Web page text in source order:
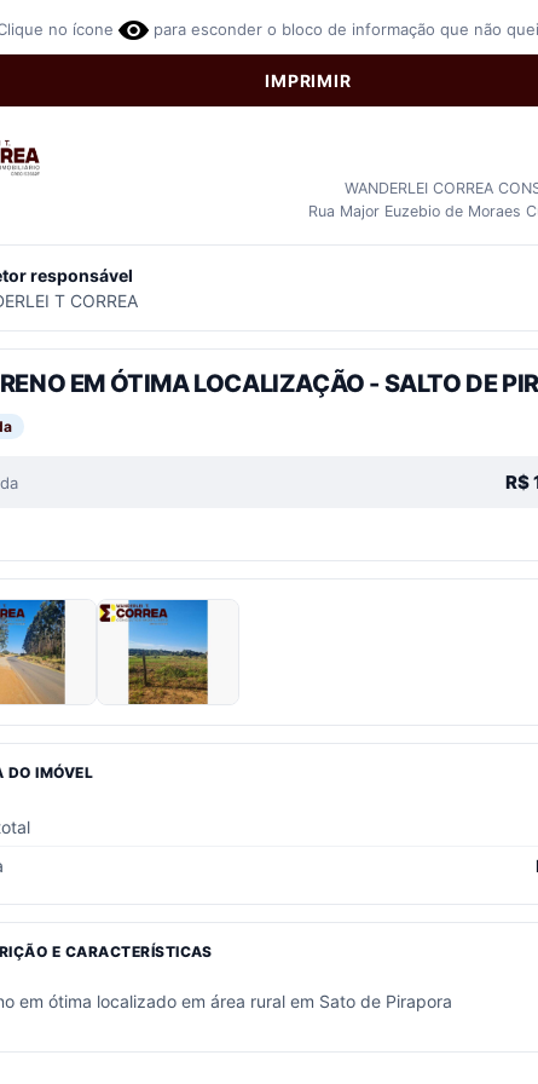
no ícone para esconder o bloco de informação que não
IMPRIMIR
WANDERLEI CORREA
Rua Major Euzebio de Moraes
responsável
T CORREA
EM ÓTIMA LOCALIZAÇÃO - SALTO DE
R$
DO IMÓVEL
E CARACTERÍSTICAS
em ótima localizado em área rural em Sato de Pirapora